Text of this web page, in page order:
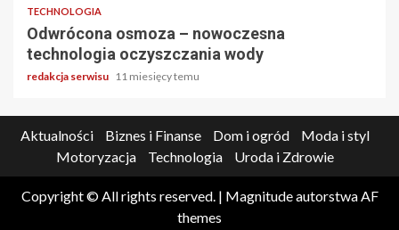
TECHNOLOGIA
Odwrócona osmoza – nowoczesna
technologia oczyszczania wody
redakcja serwisu 11 miesięcy temu
Aktualności Biznes i Finanse Dom i ogród
Moda i styl
Motoryzacja
Technologia Uroda i Zdrowie
Copyright © All rights reserved. | Magnitudeautorstwa AF
themes